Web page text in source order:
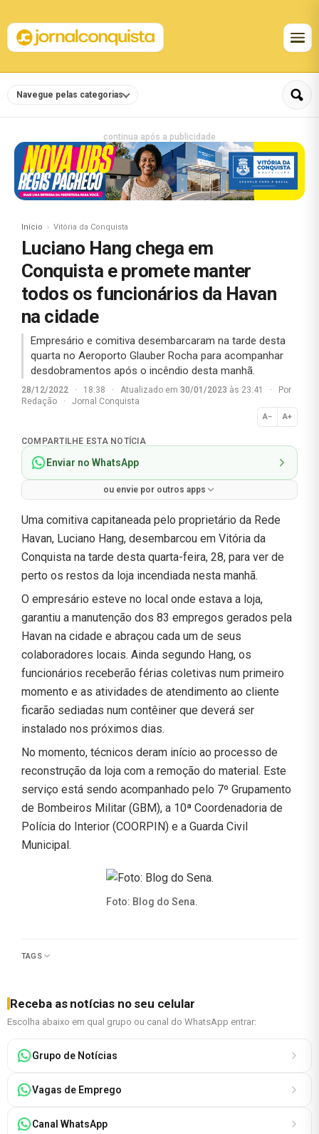
Navegue pelas categorias
continua após a publicidade
Início Vitória da Conquista
Luciano Hang chega em
Conquista e promete manter
todos os funcionários da Havan
na cidade
Empresário e comitiva desembarcaram na tarde desta
quarta no Aeroporto Glauber Rocha para acompanhar
desdobramentos após o incêndio desta manhã.
28/12/2022 · 18:38 · Atualizado em 30/01/2023 às 23:41 ·
Por
Redação
· Jornal Conquista
A− A+
Normal
COMPARTILHE ESTA NOTÍCIA
Enviar no WhatsApp
ou envie por outros apps
Uma comitiva capitaneada pelo proprietário da Rede
Havan, Luciano Hang, desembarcou em Vitória da
Conquista na tarde desta quarta-feira, 28, para ver de
perto os restos da loja incendiada nesta manhã.
O empresário esteve no local onde estava a loja,
garantiu a manutenção dos 83 empregos gerados pela
Havan na cidade e abraçou cada um de seus
colaboradores locais. Ainda segundo Hang, os
funcionários receberão férias coletivas num primeiro
momento e as atividades de atendimento ao cliente
ficarão sediadas num contêiner que deverá ser
instalado nos próximos dias.
No momento, técnicos deram início ao processo de
reconstrução da loja com a remoção do material. Este
serviço está sendo acompanhado pelo 7º Grupamento
de Bombeiros Militar (GBM), a 10ª Coordenadoria de
Polícia do Interior (COORPIN) e a Guarda Civil
Municipal.
Foto: Blog do Sena.
TAGS
Receba as notícias no seu celular
Escolha abaixo em qual grupo ou canal do WhatsApp entrar:
Grupo de Notícias
Vagas de Emprego
Canal WhatsApp